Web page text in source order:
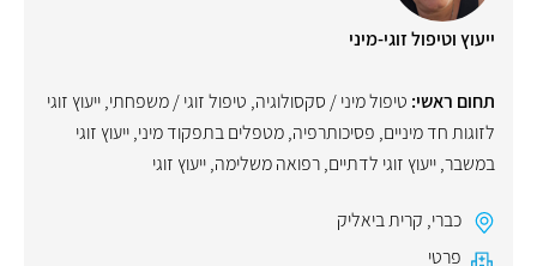
ייעוץ וטיפול זוגי-מיני
תחום ראשי: טיפול מיני / סקסולוגיה, טיפול זוגי / משפחתי,ייעוץ זוגי
לזוגות חד מיניים, פסיכותרפיה,מטפלים בתפקוד מיני,ייעוץ זוגי
במשבר,ייעוץ זוגי לדתיים,רפואה משלימה,ייעוץ זוגי
כברי, קרית ביאליק
פרטי